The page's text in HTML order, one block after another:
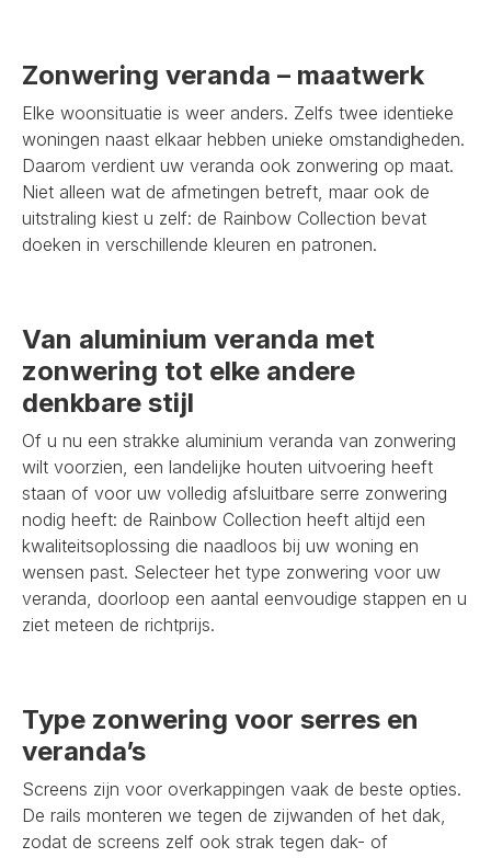
Zonwering veranda – maatwerk
Elke woonsituatie is weer anders. Zelfs twee identieke
woningen naast elkaar hebben unieke omstandigheden.
Daarom verdient uw veranda ook zonwering op maat.
Niet alleen wat de afmetingen betreft, maar ook de
uitstraling kiest u zelf: de Rainbow Collection bevat
doeken in verschillende kleuren en patronen.
Van aluminium veranda met
zonwering tot elke andere
denkbare stijl
Of u nu een strakke aluminium veranda van zonwering
wilt voorzien, een landelijke houten uitvoering heeft
staan of voor uw volledig afsluitbare serre zonwering
nodig heeft: de Rainbow Collection heeft altijd een
kwaliteitsoplossing die naadloos bij uw woning en
wensen past. Selecteer het type zonwering voor uw
veranda, doorloop een aantal eenvoudige stappen en u
ziet meteen de richtprijs.
Type zonwering voor serres en
veranda’s
Screens zijn voor overkappingen vaak de beste opties.
De rails monteren we tegen de zijwanden of het dak,
zodat de screens zelf ook strak tegen dak- of